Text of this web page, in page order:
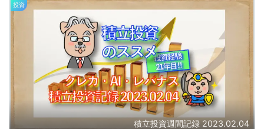
投資
積立投資週間記録 2023.02.04